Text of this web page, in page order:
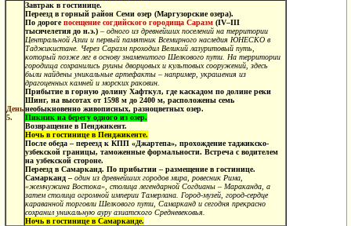
День
5.
Завтрак в гостинице.
Переезд в горный район Семи озер (Маргузорские озера).
По дорогепосещение согдийского городища Саразм (IV–III
тысячелетия до н.э.) – одного из древнейших поселений на территории
Центральной Азии и первый памятник Всемирного наследия ЮНЕСКО в
Таджикистане. Через Саразм проходил Великий лазуритовый путь,
который позже лег в основу знаменитого Шелкового пути. На территории
городища сохранились руины дворцовых и культовых сооружений, здесь
были найдены уникальные артефакты – например, украшения из
драгоценных камней и морских раковин
Прибытие в горную долину Хафткул, где каскадом по долине реки
Шинг, на высотах от 1598 м до 2400 м, расположены семь
необыкновенно живописных, разноцветных озер.
Пикник на берегу одного из озер.
Возвращение в Пенджикент.
Ночь в гостинице в Пенджикенте.
После обеда – переезд к КПП «Джартепа», прохождение таджикско-
узбекской границы, таможенные формальности. Встреча с водителем
на узбекской стороне.
Переезд в Самарканд. По прибытии – размещение в гостинице.
Самарканд – один из древнейших городов мира, ровесник Рима,
«жемчужина Востока», столица легендарной Согдианы – Мараканда, а
затем столица огромной империи Тамерлана. Город-музей, город-сердце
караванной торговли Шелкового пути, Самарканд и сегодня прекрасно
сохранил уникальную ауру азиатского Средневековья.
Ночь в гостинице в Самарканде.